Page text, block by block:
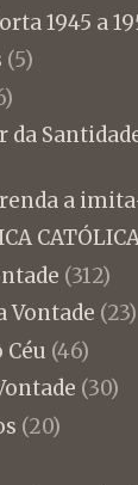
1945 a
(5)
da
a
(312)
Vontade (23)
(46)
(30)
(20)